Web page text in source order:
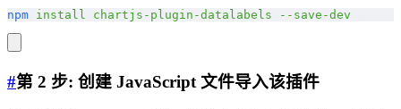
npm install chartjs-plugin-datalabels --save-dev
#第 2 步: 创建 JavaScript 文件导入该插件